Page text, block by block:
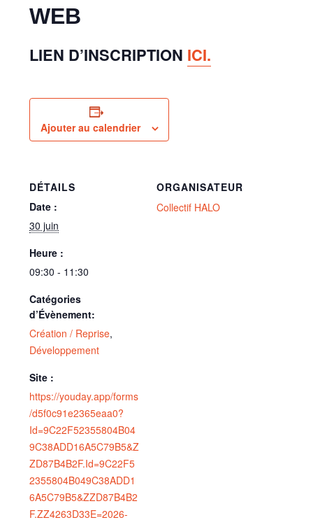
WEB
LIEN D’INSCRIPTION ICI.
Ajouter au calendrier
DÉTAILS
Date :
30 juin
Heure :
09:30 - 11:30
Catégories
d’Évènement:
Création / Reprise,
Développement
Site :
https://youday.app/forms
/d5f0c91e2365eaa0?
Id=9C22F52355804B04
9C38ADD16A5C79B5&Z
ZD87B4B2F.Id=9C22F5
2355804B049C38ADD1
6A5C79B5&ZZD87B4B2
F.ZZ4263D33E=2026-
ORGANISATEUR
Collectif HALO